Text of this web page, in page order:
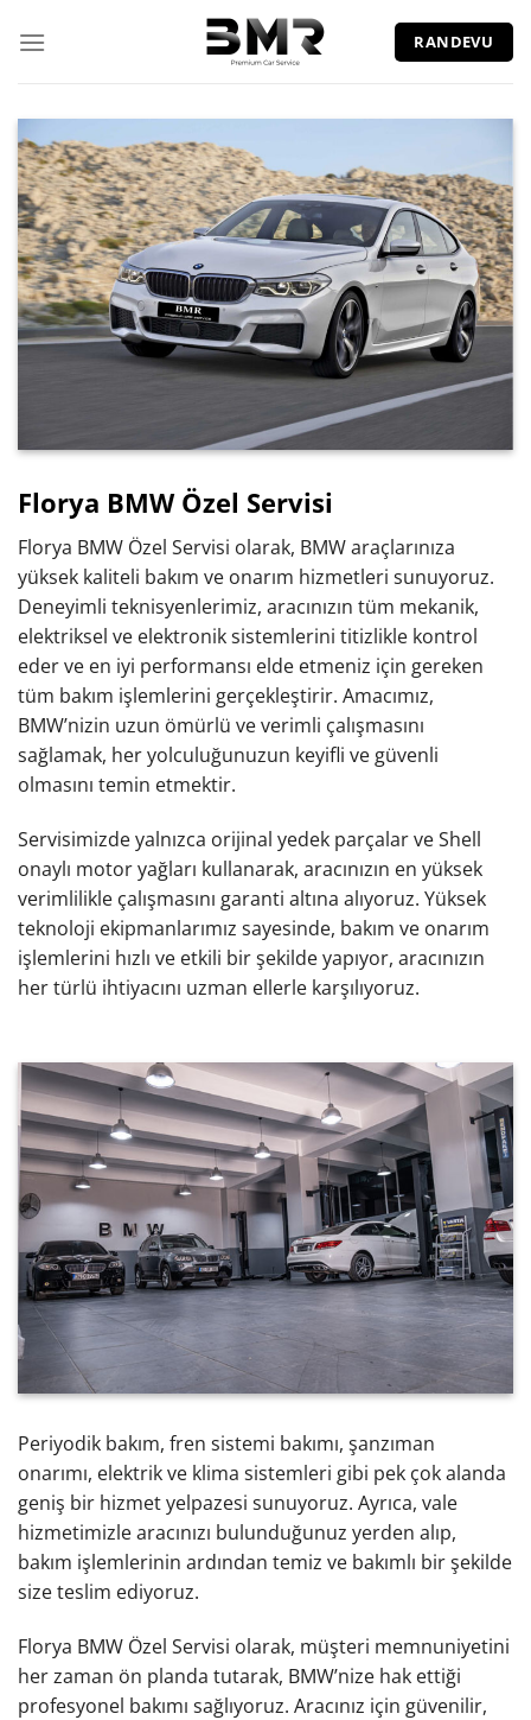
atla
RANDEVU
Florya BMW Özel Servisi
Florya BMW Özel Servisi olarak, BMW araçlarınıza
yüksek kaliteli bakım ve onarım hizmetleri sunuyoruz.
Deneyimli teknisyenlerimiz, aracınızın tüm mekanik,
elektriksel ve elektronik sistemlerini titizlikle kontrol
eder ve en iyi performansı elde etmeniz için gereken
tüm bakım işlemlerini gerçekleştirir. Amacımız,
BMW’nizin uzun ömürlü ve verimli çalışmasını
sağlamak, her yolculuğunuzun keyifli ve güvenli
olmasını temin etmektir.
Servisimizde yalnızca orijinal yedek parçalar ve Shell
onaylı motor yağları kullanarak, aracınızın en yüksek
verimlilikle çalışmasını garanti altına alıyoruz. Yüksek
teknoloji ekipmanlarımız sayesinde, bakım ve onarım
işlemlerini hızlı ve etkili bir şekilde yapıyor, aracınızın
her türlü ihtiyacını uzman ellerle karşılıyoruz.
Periyodik bakım, fren sistemi bakımı, şanzıman
onarımı, elektrik ve klima sistemleri gibi pek çok alanda
geniş bir hizmet yelpazesi sunuyoruz. Ayrıca, vale
hizmetimizle aracınızı bulunduğunuz yerden alıp,
bakım işlemlerinin ardından temiz ve bakımlı bir şekilde
size teslim ediyoruz.
Florya BMW Özel Servisi olarak, müşteri memnuniyetini
her zaman ön planda tutarak, BMW’nize hak ettiği
profesyonel bakımı sağlıyoruz. Aracınız için güvenilir,